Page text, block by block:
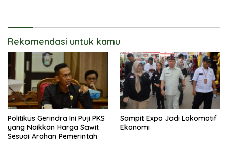
Rekomendasi untuk kamu
Politikus Gerindra Ini Puji PKS
yang Naikkan Harga Sawit
Sesuai Arahan Pemerintah
Sampit Expo Jadi Lokomotif
Ekonomi